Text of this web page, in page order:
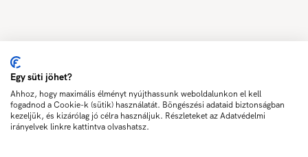
Egy süti jöhet?
Ahhoz, hogy maximális élményt nyújthassunk weboldalunkon el kell
fogadnod a Cookie-k (sütik) használatát. Böngészési adataid biztonságban
kezeljük, és kizárólag jó célra használjuk. Részleteket az Adatvédelmi
irányelvek linkre kattintva olvashatsz.